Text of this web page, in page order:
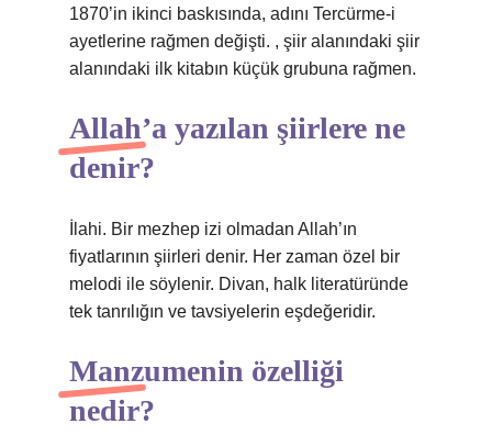
1870’in ikinci baskısında, adını Tercürme-i
ayetlerine rağmen değişti. , şiir alanındaki şiir
alanındaki ilk kitabın küçük grubuna rağmen.
Allah’a yazılan şiirlere ne
denir?
İlahi. Bir mezhep izi olmadan Allah’ın
fiyatlarının şiirleri denir. Her zaman özel bir
melodi ile söylenir. Divan, halk literatüründe
tek tanrılığın ve tavsiyelerin eşdeğeridir.
Manzumenin özelliği
nedir?